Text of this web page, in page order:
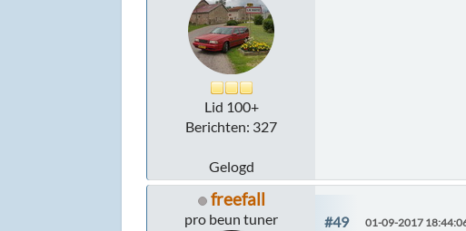
Lid 100+
Berichten: 327
Gelogd
freefall
pro beun tuner #49 01-09-2017